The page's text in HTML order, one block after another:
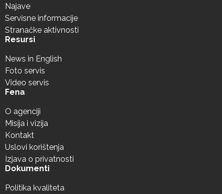
Najave
Servisne informacije
Stranačke aktivnosti
Resursi
News in English
Foto servis
Video servis
Fena
O agenciji
Misija i vizija
Kontakt
Uslovi korištenja
Izjava o privatnosti
Dokumenti
Politika kvaliteta